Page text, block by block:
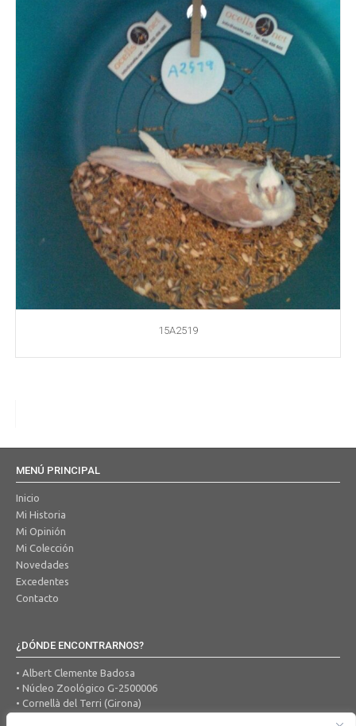
15A2519
MENÚ PRINCIPAL
Inicio
Mi Historia
Mi Opinión
Mi Colección
Novedades
Excedentes
Contacto
¿DÓNDE ENCONTRARNOS?
• Albert Clemente Badosa
• Núcleo Zoológico G-2500006
• Cornellà del Terri (Girona)